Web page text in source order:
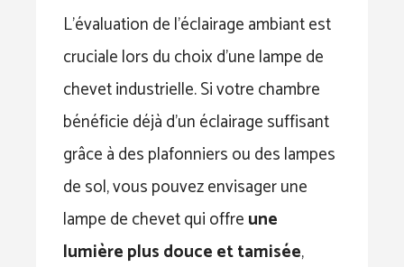
L’évaluation de l’éclairage ambiant est
cruciale lors du choix d’une lampe de
chevet industrielle. Si votre chambre
bénéficie déjà d’un éclairage suffisant
grâce à des plafonniers ou des lampes
de sol, vous pouvez envisager une
lampe de chevet qui offreune
lumière plus douce et tamisée,